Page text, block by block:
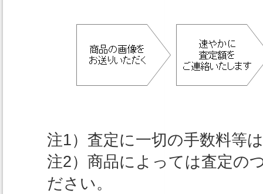
注1）査定に一切の手数料等
注2）商品によっては査定の
ださい。